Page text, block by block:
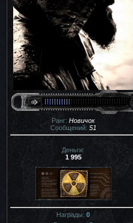
Ранг: Новичок
Сообщений:51
Деньги:
1 995
Награды: 0